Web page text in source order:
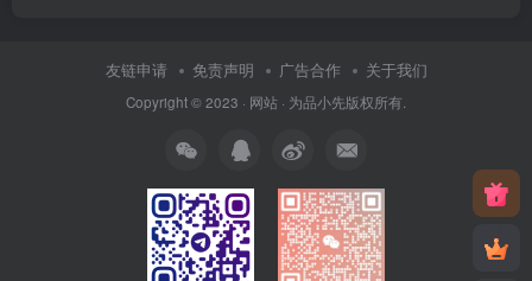
友链申请 免责声明 广告合作 关于我们
Copyright © 2023 · 网站 · 为品小先版权所有.